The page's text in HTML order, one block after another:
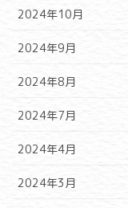
2024年10月
2024年9月
2024年8月
2024年7月
2024年4月
2024年3月